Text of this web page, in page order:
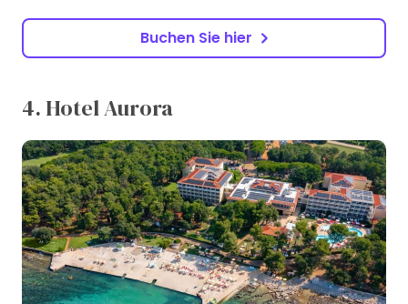
Buchen Sie hier
4. Hotel Aurora